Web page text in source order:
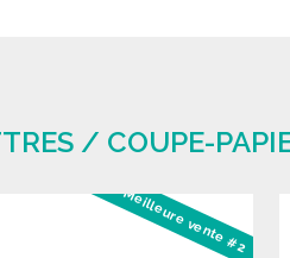
/ COUPE-
Meilleure vente #2